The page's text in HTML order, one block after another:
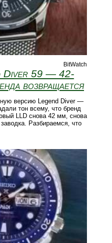
BitWatch
Diver 59 — 42-
возвращается
версию Legend Diver —
тон всему, что бренд
LLD снова 42 мм, снова
Разбираемся, что